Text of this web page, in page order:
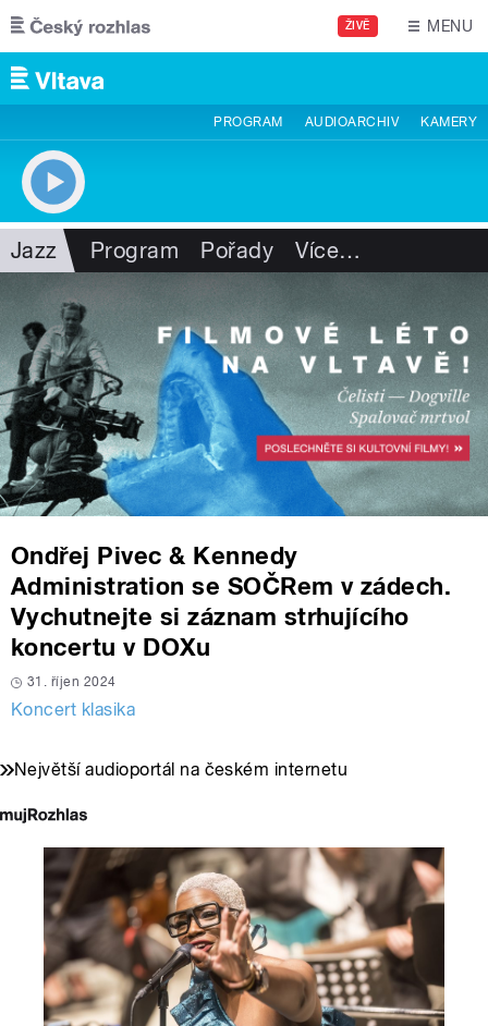
Přejít k hlavnímu obsahu
ŽIVĚ MENU
PROGRAM AUDIOARCHIV KAMERY
Jazz Program Pořady Více…
Ondřej Pivec & Kennedy
Administration se SOČRem v zádech.
Vychutnejte si záznam strhujícího
koncertu v DOXu
31. říjen 2024
Koncert klasika
Největší audioportál na českém internetu